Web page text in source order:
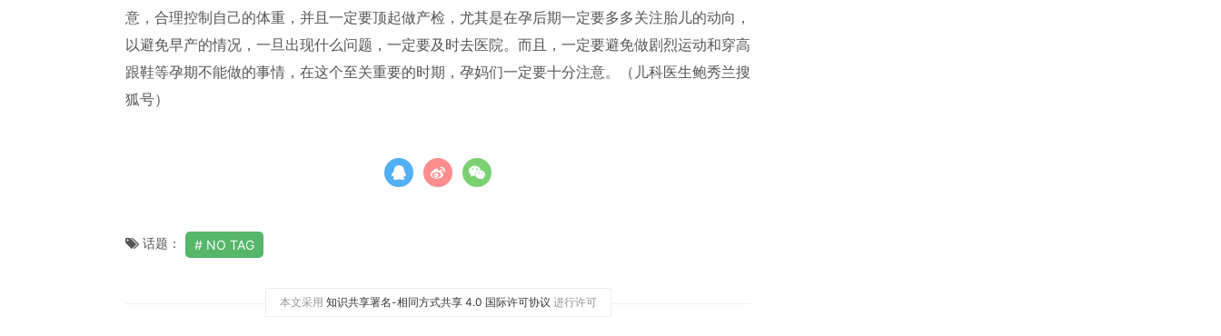
意，合理控制自己的体重，并且一定要顶起做产检，尤其是在孕后期一定要多多关注胎儿的动向，
以避免早产的情况，一旦出现什么问题，一定要及时去医院。而且，一定要避免做剧烈运动和穿高
跟鞋等孕期不能做的事情，在这个至关重要的时期，孕妈们一定要十分注意。（儿科医生鲍秀兰搜
狐号）
话题： NO TAG
本文采用 知识共享署名-相同方式共享 4.0 国际许可协议 进行许可